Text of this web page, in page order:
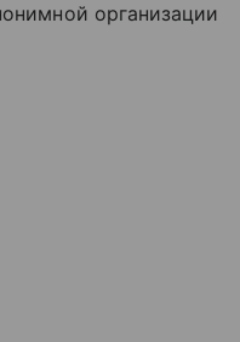
организации